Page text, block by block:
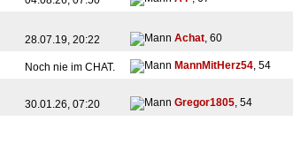
28.07.19, 20:22 Achat, 60
Noch nie im CHAT. MannMitHerz54, 54
30.01.26, 07:20 Gregor1805, 54